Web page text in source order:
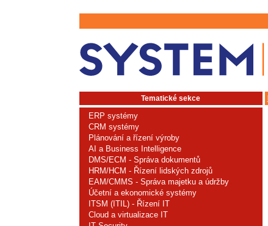
Tematické sekce
ERP systémy
CRM systémy
Plánování a řízení výroby
AI a Business Intelligence
DMS/ECM - Správa dokumentů
HRM/HCM - Řízení lidských zdrojů
EAM/CMMS - Správa majetku a údržby
Účetní a ekonomické systémy
ITSM (ITIL) - Řízení IT
Cloud a virtualizace IT